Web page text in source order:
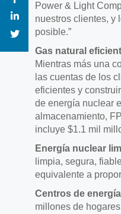
Power & Light
nuestros clientes, y
posible.”
Gas natural
Mientras más una
las cuentas de los
eficientes y
de energía nuclear
almacenamiento,
incluye $1.1 mil
Energía nuclear
limpia, segura,
equivalente a
Centros de
millones de